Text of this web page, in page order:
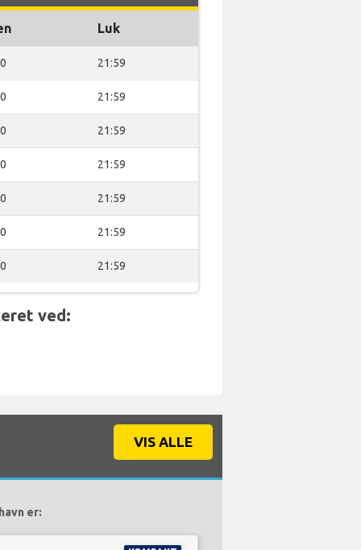
Luk
21:59
21:59
21:59
21:59
21:59
21:59
21:59
ved:
VIS ALLE
er: